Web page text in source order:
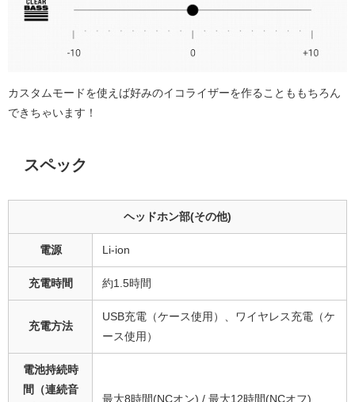
カスタムモードを使えば好みのイコライザーを作ることももちろん
できちゃいます！
スペック
ヘッドホン部(その他)
電源 Li-ion
充電時間 約1.5時間
充電方法
USB充電（ケース使用）、ワイヤレス充電（ケ
ース使用）
電池持続時
間（連続音
最大8時間(NCオン) / 最大12時間(NCオフ)